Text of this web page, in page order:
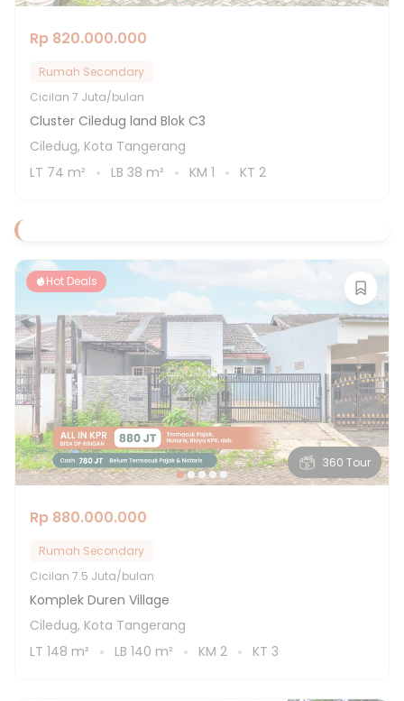
Rp 820.000.000
Rumah Secondary
Cicilan 7 Juta/bulan
Cluster Ciledug land Blok C3
Ciledug, Kota Tangerang
LT 74 m² LB 38 m² KM 1 KT 2
360 Tour
Hot Deals
Rp 880.000.000
Rumah Secondary
Cicilan 7.5 Juta/bulan
Komplek Duren Village
Ciledug, Kota Tangerang
LT 148 m² LB 140 m² KM 2 KT 3